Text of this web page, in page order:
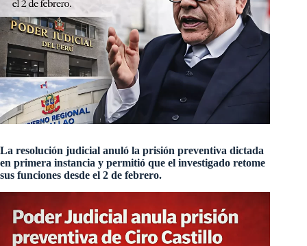
La resolución judicial anuló la prisión preventiva dictada
en primera instancia y permitió que el investigado retome
sus funciones desde el 2 de febrero.